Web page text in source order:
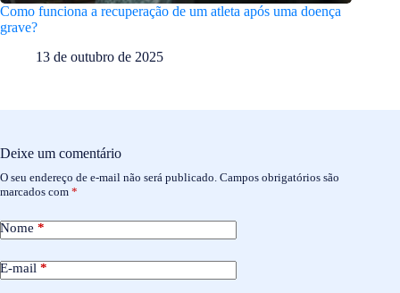
Como funciona a recuperação de um atleta após uma doença
grave?
13 de outubro de 2025
Deixe um comentário
O seu endereço de e-mail não será publicado. Campos obrigatórios são
marcados com *
Nome *
E-mail *